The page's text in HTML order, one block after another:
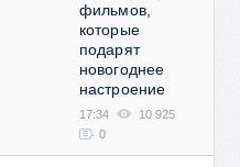
фильмов,
которые
подарят
новогоднее
настроение
17:34
10 925
0